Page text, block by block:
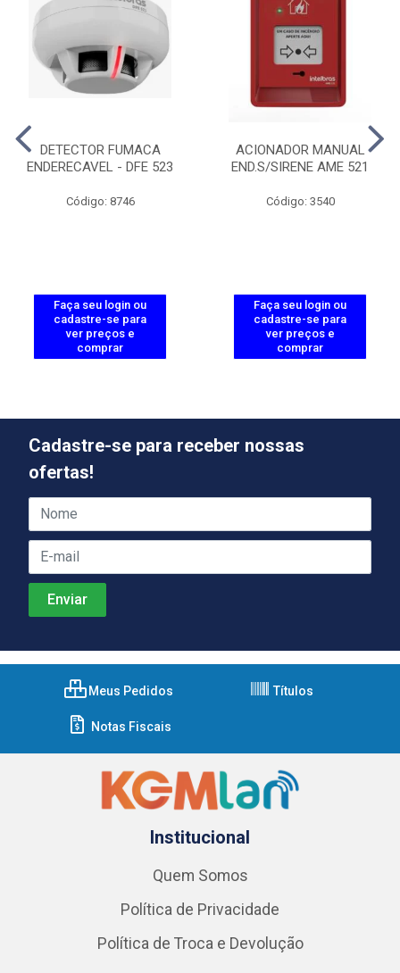
DETECTOR FUMACA
ENDERECAVEL - DFE 523
Código: 8746
Faça seu login ou
cadastre-se para
ver preços e
comprar
ACIONADOR MANUAL
END.S/SIRENE AME 521
Código: 3540
Faça seu login ou
cadastre-se para
ver preços e
comprar
Cadastre-se para receber nossas
ofertas!
Meus Pedidos Títulos
Notas Fiscais
Institucional
Quem Somos
Política de Privacidade
Política de Troca e Devolução